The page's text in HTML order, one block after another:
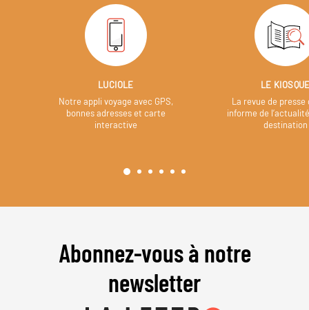
LUCIOLE
Notre appli voyage avec GPS,
bonnes adresses et carte
interactive
LE
La revue de presse
informe de
destination
Abonnez-vous à notre
newsletter